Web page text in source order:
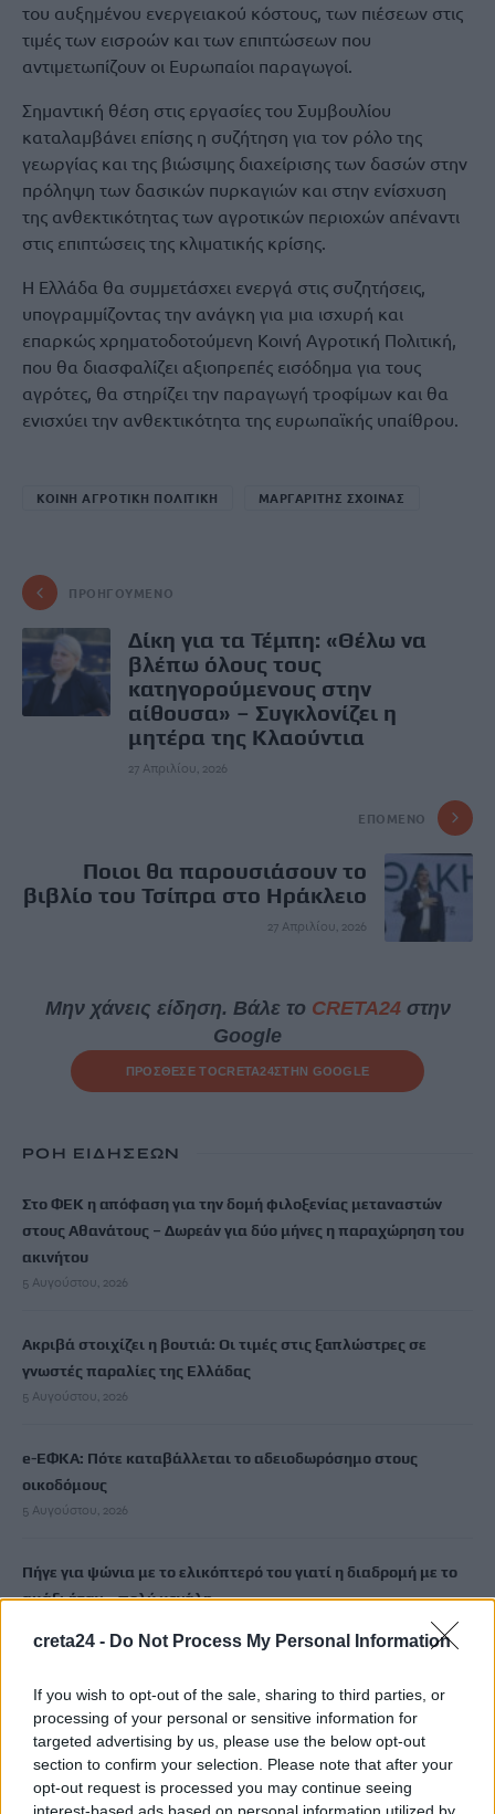
creta24 - Do Not Process My Personal Information
If you wish to opt-out of the sale, sharing to third parties, or
processing of your personal or sensitive information for
targeted advertising by us, please use the below opt-out
section to confirm your selection. Please note that after your
opt-out request is processed you may continue seeing
του αυξημένου ενεργειακού κόστους, των πιέσεων στις
τιμές των εισροών και των επιπτώσεων που
αντιμετωπίζουν οι Ευρωπαίοι παραγωγοί.
Σημαντική θέση στις εργασίες του Συμβουλίου
καταλαμβάνει επίσης η συζήτηση για τον ρόλο της
γεωργίας και της βιώσιμης διαχείρισης των δασών στην
πρόληψη των δασικών πυρκαγιών και στην ενίσχυση
της ανθεκτικότητας των αγροτικών περιοχών απέναντι
στις επιπτώσεις της κλιματικής κρίσης.
Η Ελλάδα θα συμμετάσχει ενεργά στις συζητήσεις,
υπογραμμίζοντας την ανάγκη για μια ισχυρή και
επαρκώς χρηματοδοτούμενη Κοινή Αγροτική Πολιτική,
που θα διασφαλίζει αξιοπρεπές εισόδημα για τους
αγρότες, θα στηρίζει την παραγωγή τροφίμων και θα
ενισχύει την ανθεκτικότητα της ευρωπαϊκής υπαίθρου.
ΚΟΙΝΗ ΑΓΡΟΤΙΚΗ ΠΟΛΙΤΙΚΗ ΜΑΡΓΑΡΙΤΗΣ ΣΧΟΙΝΑΣ
ΠΡΟΗΓΟΎΜΕΝΟ
Δίκη για τα Τέμπη: «Θέλω να
βλέπω όλους τους
κατηγορούμενους στην
αίθουσα» – Συγκλονίζει η
μητέρα της Κλαούντια
27 Απριλίου, 2026
ΕΠΌΜΕΝΟ
Ποιοι θα παρουσιάσουν το
βιβλίο του Τσίπρα στο Ηράκλειο
27 Απριλίου, 2026
Μην χάνεις είδηση. Βάλε το CRETA24στην
Google
ΠΡΟΣΘΕΣΕ ΤΟCRETA24ΣΤΗΝ GOOGLE
ΡΟΗ ΕΙΔΗΣΕΩΝ
Στο ΦΕΚ η απόφαση για την δομή φιλοξενίας μεταναστών
στους Αθανάτους – Δωρεάν για δύο μήνες η παραχώρηση του
ακινήτου
5 Αυγούστου, 2026
Ακριβά στοιχίζει η βουτιά: Οι τιμές στις ξαπλώστρες σε
γνωστές παραλίες της Ελλάδας
5 Αυγούστου, 2026
e-ΕΦΚΑ: Πότε καταβάλλεται το αδειοδωρόσημο στους
οικοδόμους
5 Αυγούστου, 2026
Πήγε για ψώνια με το ελικόπτερό του γιατί η διαδρομή με το
αμάξι ήταν… πολύ μεγάλη
Μύκονος: 35χρονος οδηγός έκλεψε από τουρίστα επώνυμη
τσάντα και ρολόι αξίας 75.000 ευρώ
5 Αυγούστου, 2026
Σύσκεψη εργασίας για θέματα Μεταφορών και Επικοινωνιών